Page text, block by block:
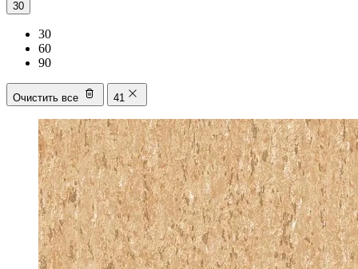
30
30
60
90
Очистить все 41